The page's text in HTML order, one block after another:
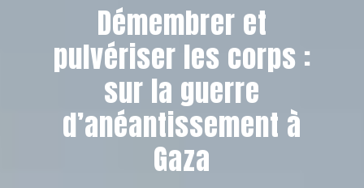
Démembrer et
pulvériser les corps :
sur la guerre
d’anéantissement à
Gaza